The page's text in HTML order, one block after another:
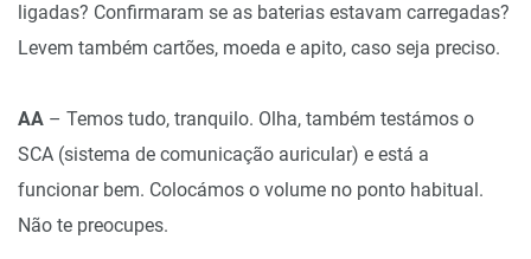
ligadas? Confirmaram se as baterias estavam carregadas?
Levem também cartões, moeda e apito, caso seja preciso.
AA – Temos tudo, tranquilo. Olha, também testámos o
SCA (sistema de comunicação auricular) e está a
funcionar bem. Colocámos o volume no ponto habitual.
Não te preocupes.